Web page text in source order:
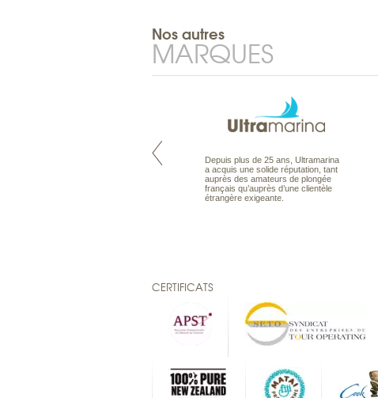
Nos autres
MARQUES
Maldives à la Carte propose tous
Depuis plus de 25 ans, Ultramarina
a acquis une solide réputation, tant
auprès des amateurs de plongée
français qu’auprès d’une clientèle
étrangère exigeante.
CERTIFICATS